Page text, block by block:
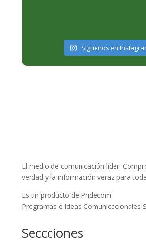
Siguenos en
El medio de comunicación líder.
verdad y la información veraz para
Es un producto de Pridecom
Programas e Ideas Comunicacionales
Seccciones